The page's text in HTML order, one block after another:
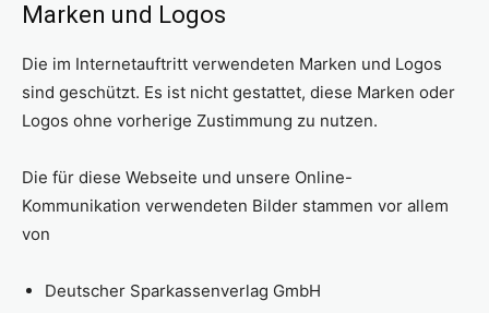
Marken und Logos
Die im Internetauftritt verwendeten Marken und Logos
sind geschützt. Es ist nicht gestattet, diese Marken oder
Logos ohne vorherige Zustimmung zu nutzen.
Die für diese Webseite und unsere Online-
Kommunikation verwendeten Bilder stammen vor allem
von
Deutscher Sparkassenverlag GmbH